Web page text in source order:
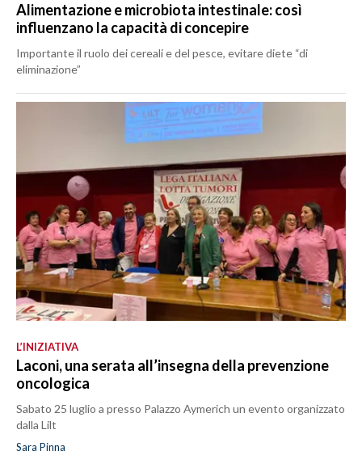
Alimentazione e microbiota intestinale: così
influenzano la capacità di concepire
Importante il ruolo dei cereali e del pesce, evitare diete “di
eliminazione”
L’INIZIATIVA
Laconi, una serata all’insegna della prevenzione
oncologica
Sabato 25 luglio a presso Palazzo Aymerich un evento organizzato
dalla Lilt
Sara Pinna